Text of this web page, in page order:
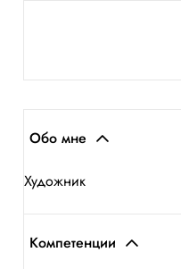
Обо мне
Художник
Компетенции